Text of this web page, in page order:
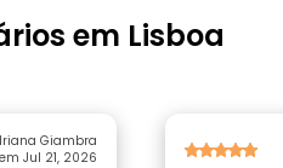
em Lisboa
Giambra
Jul 21, 2026